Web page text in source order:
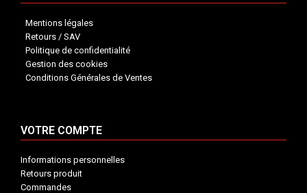
Mentions légales
Retours / SAV
Politique de confidentialité
Gestion des cookies
Conditions Générales de Ventes
VOTRE COMPTE
Informations personnelles
Retours produit
Commandes